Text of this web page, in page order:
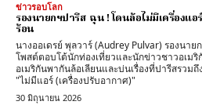
ข่าวรอบโลก
รองนายกฯปารีส ฉุน ! โดนล้อไม่มีเครื่องแ
ร้อน
นางออเดรย์ พุลวาร์ (Audrey Pulvar) รองนา
โพสต์ตอบโต้นักท่องเที่ยวและนักข่าวชาวอเม
อเมริกันพากันล้อเลียนและบ่นเรื่องที่ปารีสรวม
"ไม่มีแอร์ (เครื่องปรับอากาศ)"
30 มิถุนายน 2026